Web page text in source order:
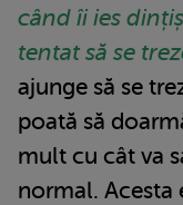
când îi ies
tentat să se
ajunge să se
poată să
mult cu cât va
normal. Acesta